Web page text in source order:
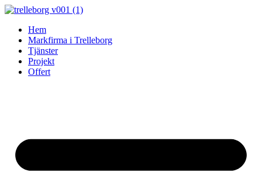
Skip
contentHem
Markfirma i Trelleborg
Tjänster
Projekt
Offert